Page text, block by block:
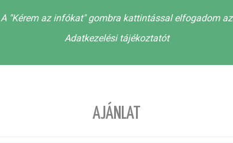
A "Kérem az infókat" gombra kattintással elfogadom az
Adatkezelési tájékoztatót
AJÁNLAT